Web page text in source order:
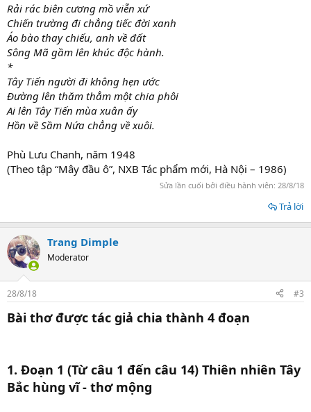
Rải rác biên cương mồ viễn xứ
Chiến trường đi chẳng tiếc đời xanh
Áo bào thay chiếu, anh về đất
Sông Mã gầm lên khúc độc hành.
*
Tây Tiến người đi không hẹn ước
Đường lên thăm thẳm một chia phôi
Ai lên Tây Tiến mùa xuân ấy
Hồn về Sầm Nứa chẳng về xuôi.
Phù Lưu Chanh, năm 1948
(Theo tập “Mây đầu ô”, NXB Tác phẩm mới, Hà Nội – 1986)
Sửa lần cuối bởi điều hành viên: 28/8/18
Trả lời
Trang Dimple
Moderator
28/8/18 #3
Bài thơ được tác giả chia thành 4 đoạn
1. Đoạn 1 (Từ câu 1 đến câu 14) Thiên nhiên Tây
Bắc hùng vĩ - thơ mộng